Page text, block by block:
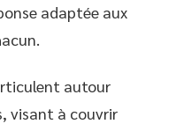
adaptée aux
autour
visant à couvrir